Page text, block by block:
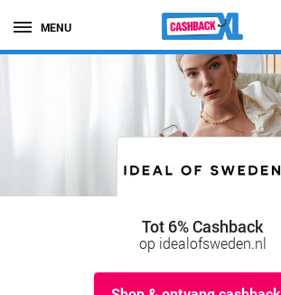
MENU
Tot 6% Cashback
op idealofsweden.nl